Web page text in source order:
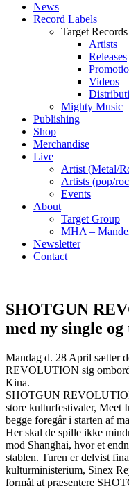
News
Record Labels
Target Records
Artists
Releases
Videos
Mighty Music
Publishing
Shop
Merchandise
Live
Artist (Metal/
Artists (pop/
Events
About
Target Group
MHA –
Newsletter
Contact
SHOTGUN
med ny single
Mandag d. 28 April sætter
REVOLUTION sig
Kina.
SHOTGUN
store kulturfestivaler, Meet
begge foregår i starten af
Her skal de spille ikke
mod Shanghai, hvor et
stablen. Turen er delvist
kulturministerium, Sinex
formål at præsentere